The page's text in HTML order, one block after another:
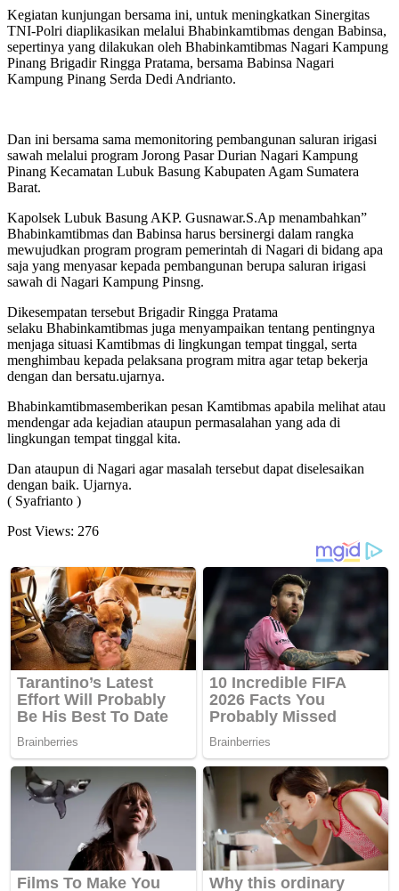
Kegiatan kunjungan bersama ini, untuk meningkatkan Sinergitas
TNI-Polri diaplikasikan melalui Bhabinkamtibmas dengan Babinsa,
sepertinya yang dilakukan oleh Bhabinkamtibmas Nagari Kampung
Pinang Brigadir Ringga Pratama, bersama Babinsa Nagari
Kampung Pinang Serda Dedi Andrianto.
Dan ini bersama sama memonitoring pembangunan saluran irigasi
sawah melalui program Jorong Pasar Durian Nagari Kampung
Pinang Kecamatan Lubuk Basung Kabupaten Agam Sumatera
Barat.
Kapolsek Lubuk Basung AKP. Gusnawar.S.Ap menambahkan”
Bhabinkamtibmas dan Babinsa harus bersinergi dalam rangka
mewujudkan program program pemerintah di Nagari di bidang apa
saja yang menyasar kepada pembangunan berupa saluran irigasi
sawah di Nagari Kampung Pinsng.
Dikesempatan tersebut Brigadir Ringga Pratama
selaku Bhabinkamtibmas juga menyampaikan tentang pentingnya
menjaga situasi Kamtibmas di lingkungan tempat tinggal, serta
menghimbau kepada pelaksana program mitra agar tetap bekerja
dengan dan bersatu.ujarnya.
Bhabinkamtibmasemberikan pesan Kamtibmas apabila melihat atau
mendengar ada kejadian ataupun permasalahan yang ada di
lingkungan tempat tinggal kita.
Dan ataupun di Nagari agar masalah tersebut dapat diselesaikan
dengan baik. Ujarnya.
( Syafrianto )
Post Views: 276